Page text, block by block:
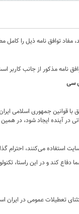
مفاد توافق نامه ذیل را
نامه مذکور از جانب کاربر
سی
با قوانین جمهوری اسلامی
در آینده ایجاد شود، در
استفاده می‏‌کنند، احترام
کند و در این راستا،
تعطیلات عمومی در